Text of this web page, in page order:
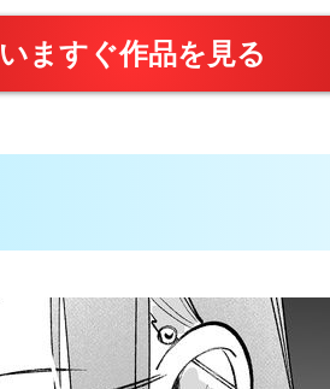
いますぐ作品を見る